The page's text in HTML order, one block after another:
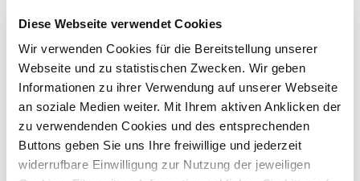
Diese Webseite verwendet Cookies
Wir verwenden Cookies für die Bereitstellung unserer
Webseite und zu statistischen Zwecken. Wir geben
Informationen zu ihrer Verwendung auf unserer Webseite
an soziale Medien weiter. Mit Ihrem aktiven Anklicken der
zu verwendenden Cookies und des entsprechenden
Buttons geben Sie uns Ihre freiwillige und jederzeit
widerrufbare Einwilligung zur Nutzung der jeweiligen
Praxis Dr. med. Behula Chatterjee-Metzinger
Graf-Engelbert-Str. 42
40489
Düsseldorf
Deutschland
Fax: 0211 4541960